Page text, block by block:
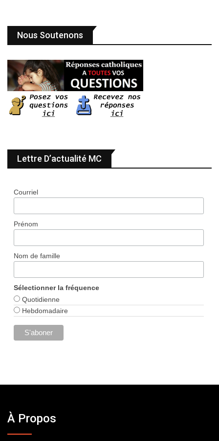
Nous Soutenons
Lettre D’actualité MC
Courriel
Prénom
Nom de famille
Sélectionner la fréquence
Quotidienne
Hebdomadaire
À Propos